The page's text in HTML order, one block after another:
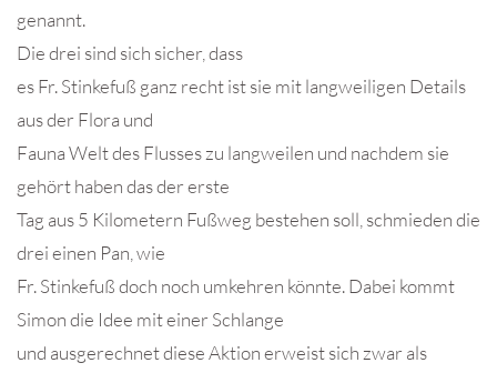
genannt.
Die drei sind sich sicher, dass
es Fr. Stinkefuß ganz recht ist sie mit langweiligen Details
aus der Flora und
Fauna Welt des Flusses zu langweilen und nachdem sie
gehört haben das der erste
Tag aus 5 Kilometern Fußweg bestehen soll, schmieden die
drei einen Pan, wie
Fr. Stinkefuß doch noch umkehren könnte. Dabei kommt
Simon die Idee mit einer Schlange
und ausgerechnet diese Aktion erweist sich zwar als